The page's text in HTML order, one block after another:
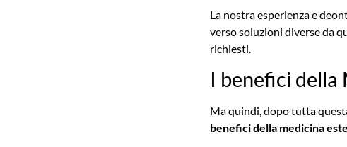
La nostra esperienza e
verso soluzioni diverse da
richiesti.
I benefici della
Ma quindi, dopo tutta
benefici della medicina